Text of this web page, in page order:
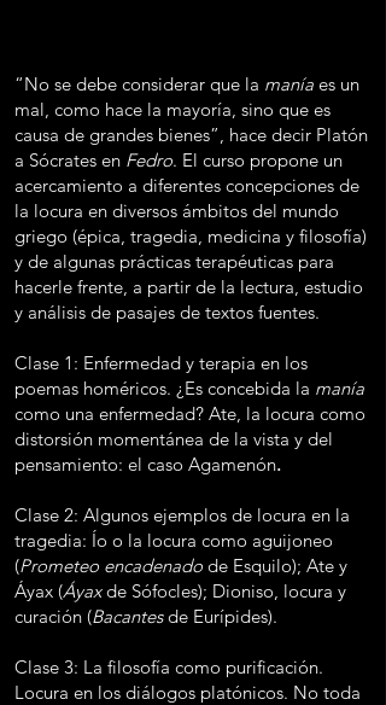
“No se debe considerar que la manía es un
mal, como hace la mayoría, sino que es
causa de grandes bienes”, hace decir Platón
a Sócrates en Fedro. El curso propone un
acercamiento a diferentes concepciones de
la locura en diversos ámbitos del mundo
griego (épica, tragedia, medicina y filosofía)
y de algunas prácticas terapéuticas para
hacerle frente, a partir de la lectura, estudio
y análisis de pasajes de textos fuentes.
Clase 1: Enfermedad y terapia en los
poemas homéricos. ¿Es concebida la manía
como una enfermedad? Ate, la locura como
distorsión momentánea de la vista y del
pensamiento: el caso Agamenón.
Clase 2: Algunos ejemplos de locura en la
tragedia: Ío o la locura como aguijoneo
(Prometeo encadenado de Esquilo); Ate y
Áyax (Áyaxde Sófocles); Dioniso, locura y
curación (Bacantesde Eurípides).
Clase 3: La filosofía como purificación.
Locura en los diálogos platónicos. No toda